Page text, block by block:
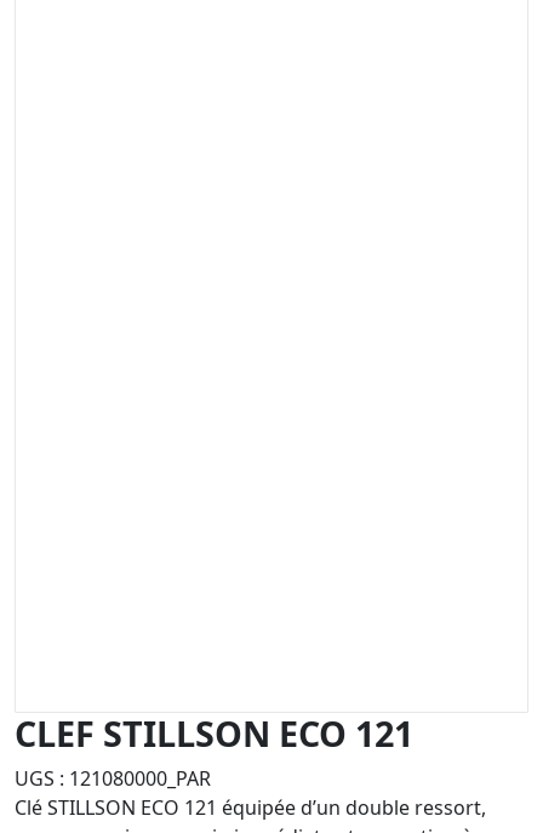
CLEF STILLSON ECO 121
UGS : 121080000_PAR
Clé STILLSON ECO 121 équipée d’un double ressort,